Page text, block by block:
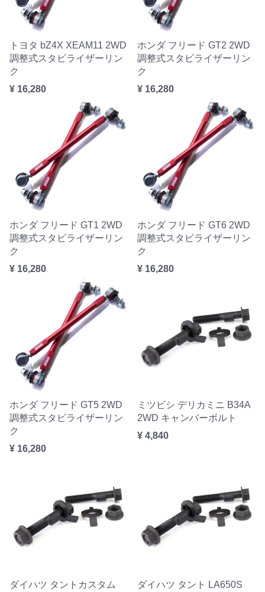
トヨタ bZ4X XEAM11 2WD
調整式スタビライザーリン
ク
¥ 16,280
ホンダ フリード GT2 2WD
調整式スタビライザーリン
ク
¥ 16,280
ホンダ フリード GT1 2WD
調整式スタビライザーリン
ク
¥ 16,280
ホンダ フリード GT6 2WD
調整式スタビライザーリン
ク
¥ 16,280
ホンダ フリード GT5 2WD
調整式スタビライザーリン
ク
¥ 16,280
ミツビシ デリカミニ B34A
2WD キャンバーボルト
¥ 4,840
ダイハツ タントカスタム
ダイハツ タント LA650S